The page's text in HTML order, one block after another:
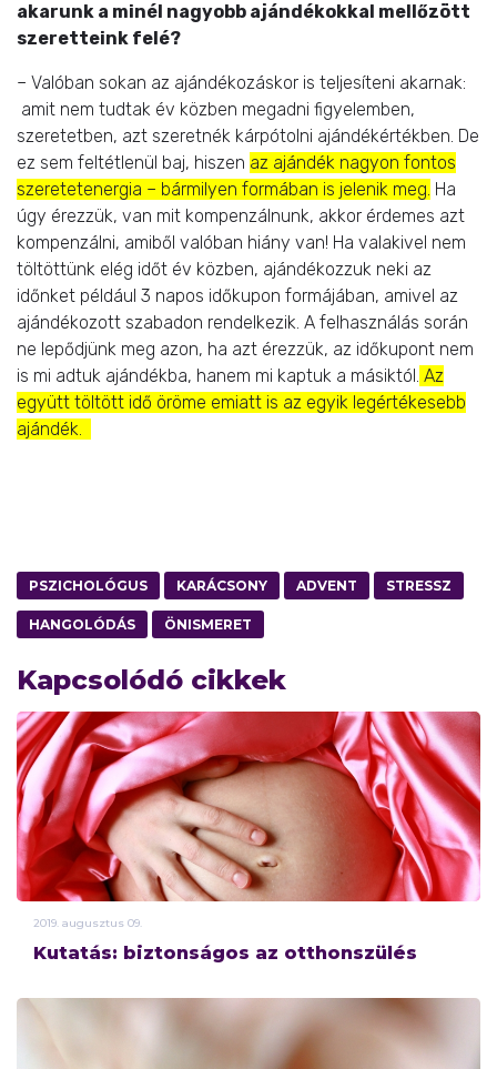
akarunk a minél nagyobb ajándékokkal mellőzött
szeretteink felé?
– Valóban sokan az ajándékozáskor is teljesíteni akarnak:
amit nem tudtak év közben megadni figyelemben,
szeretetben, azt szeretnék kárpótolni ajándékértékben. De
ez sem feltétlenül baj, hiszen az ajándék nagyon fontos
szeretetenergia – bármilyen formában is jelenik meg. Ha
úgy érezzük, van mit kompenzálnunk, akkor érdemes azt
kompenzálni, amiből valóban hiány van! Ha valakivel nem
töltöttünk elég időt év közben, ajándékozzuk neki az
időnket például 3 napos időkupon formájában, amivel az
ajándékozott szabadon rendelkezik. A felhasználás során
ne lepődjünk meg azon, ha azt érezzük, az időkupont nem
is mi adtuk ajándékba, hanem mi kaptuk a másiktól. Az
együtt töltött idő öröme emiatt is az egyik legértékesebb
ajándék.
PSZICHOLÓGUS KARÁCSONY ADVENT STRESSZ
HANGOLÓDÁS ÖNISMERET
Kapcsolódó cikkek
2019. augusztus 09.
Kutatás: biztonságos az otthonszülés